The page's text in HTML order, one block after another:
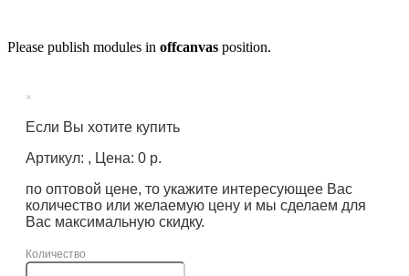
Please publish modules in offcanvas position.
×
Если Вы хотите купить
Артикул: , Цена: 0 р.
по оптовой цене, то укажите интересующее Вас
количество или желаемую цену и мы сделаем для
Вас максимальную скидку.
Количество